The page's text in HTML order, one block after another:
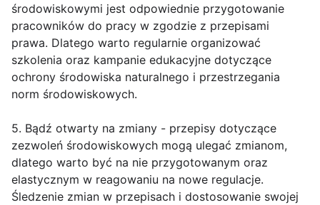
środowiskowymi jest odpowiednie przygotowanie
pracowników do pracy w zgodzie z przepisami
prawa. Dlatego warto regularnie organizować
szkolenia oraz kampanie edukacyjne dotyczące
ochrony środowiska naturalnego i przestrzegania
norm środowiskowych.
5. Bądź otwarty na zmiany - przepisy dotyczące
zezwoleń środowiskowych mogą ulegać zmianom,
dlatego warto być na nie przygotowanym oraz
elastycznym w reagowaniu na nowe regulacje.
Śledzenie zmian w przepisach i dostosowanie swojej